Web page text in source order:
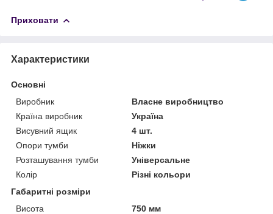
Приховати
Характеристики
Основні
Виробник
Власне виробництво
Країна виробник
Україна
Висувний ящик
4 шт.
Опори тумби
Ніжки
Розташування тумби
Універсальне
Колір
Різні кольори
Габаритні розміри
Висота
750 мм